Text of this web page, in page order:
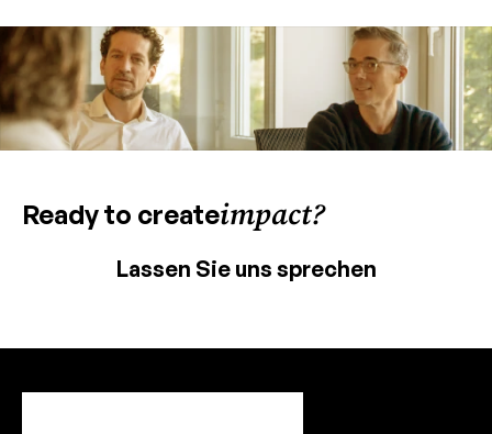
Ready to createimpact?
Lassen Sie uns sprechen